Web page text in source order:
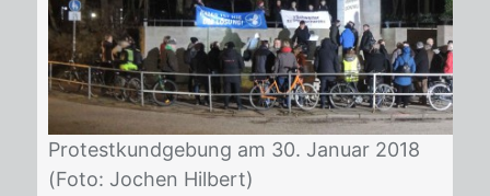
Pro­test­kund­ge­bung am 30. Ja­nu­ar 2018
(Foto: Jo­chen Hil­bert)